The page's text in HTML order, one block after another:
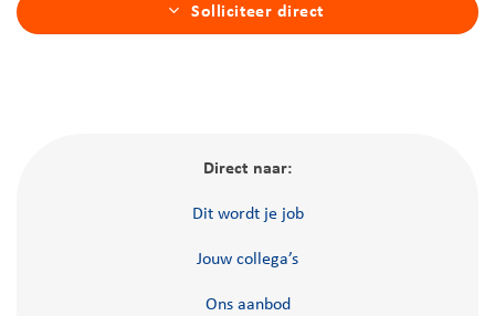
Solliciteer direct
Direct naar:
Dit wordt je job
Jouw collega’s
Ons aanbod